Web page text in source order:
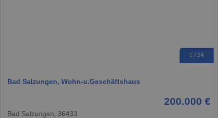
1 / 24
Bad Salzungen, Wohn-u.Geschäftshaus
200.000 €
Bad Salzungen, 36433